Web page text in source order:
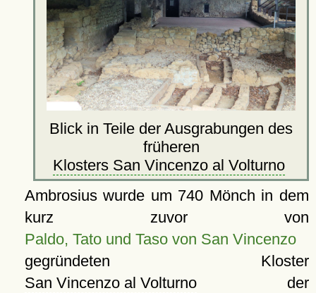
Blick in Teile der Ausgrabungen des
früheren
Klosters San Vincenzo al Volturno
Ambrosius wurde um 740 Mönch in dem
kurz zuvor von
Paldo, Tato und Taso von San Vincenzo
gegründeten Kloster
San Vincenzo al Volturnoder